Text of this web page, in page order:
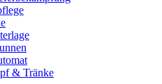
& Tränke